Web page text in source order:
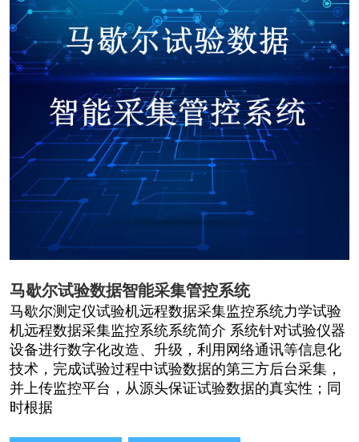
马歇尔试验数据智能采集管控系统
马歇尔测定仪试验机远程数据采集监控系统力学试验
机远程数据采集监控系统系统简介 系统针对试验仪器
设备进行数字化改造、升级，利用网络通讯等信息化
技术，完成试验过程中试验数据的第三方后台采集，
并上传监控平台，从源头保证试验数据的真实性；同
时根据